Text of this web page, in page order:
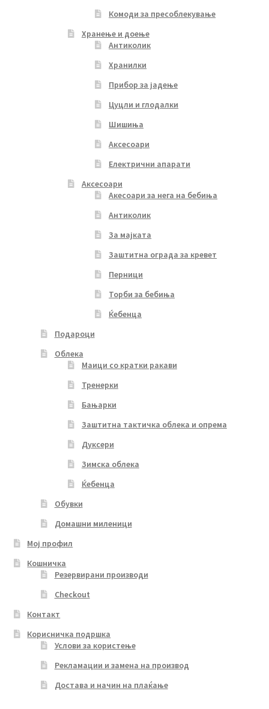
Комоди за пресоблекување
Хранење и доење
Антиколик
Хранилки
Прибор за јадење
Цуцли и глодалки
Шишиња
Аксесоари
Електрични апарати
Аксесоари
Акесоари за нега на бебиња
Антиколик
За мајката
Заштитна ограда за кревет
Перници
Торби за бебиња
Ќебенца
Подароци
Облека
Маици со кратки ракави
Тренерки
Бањарки
Заштитна тактичка облека и опрема
Дуксери
Зимска облека
Ќебенца
Обувки
Домашни миленици
Мој профил
Кошничка
Резервирани производи
Checkout
Контакт
Корисничка подршка
Услови за користење
Рекламации и замена на производ
Достава и начин на плаќање